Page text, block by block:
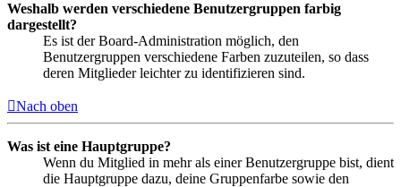
Weshalb werden verschiedene Benutzergruppen farbig
dargestellt?
Es ist der Board-Administration möglich, den
Benutzergruppen verschiedene Farben zuzuteilen, so dass
deren Mitglieder leichter zu identifizieren sind.
Nach oben
Was ist eine Hauptgruppe?
Wenn du Mitglied in mehr als einer Benutzergruppe bist, dient
die Hauptgruppe dazu, deine Gruppenfarbe sowie den